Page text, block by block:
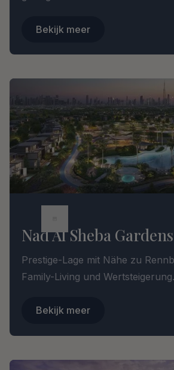
lebendigem Nachtleben.
Bekijk meer
Nad Al Sheba Gardens
Prestige-Lage mit Nähe zu
Family-Living und Wertsteigerung.
Bekijk meer